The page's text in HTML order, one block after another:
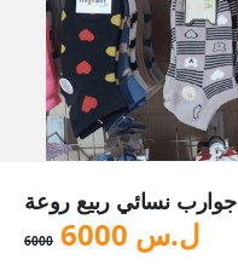
جوارب نسائي ربيع روعة
ل.س 6000
6000